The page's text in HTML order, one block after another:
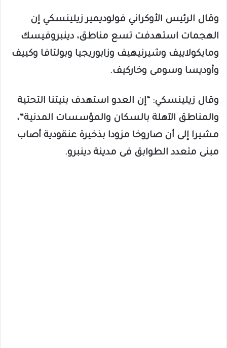
وقال الرئيس الأوكراني فولوديمير زيلينسكي إن
الهجمات استهدفت تسع مناطق، دينبروفيسك
ومايكولاييف وشيرنيهيف وزابوريجيا وبولتافا وكييف
وأوديسا وسومى وخاركيف.
وقال زيلينسكي: “إن العدو استهدف بنيتنا التحتية
والمناطق الآهلة بالسكان والمؤسسات المدنية”،
مشيرا إلى أن صاروخا مزودا بذخيرة عنقودية أصاب
مبنى متعدد الطوابق فى مدينة دينبرو.